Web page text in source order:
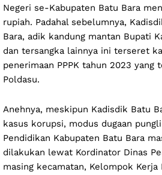
Negeri se-Kabupaten Batu Bara
rupiah. Padahal sebelumnya,
Bara, adik kandung mantan Bupati
dan tersangka lainnya ini terseret
penerimaan PPPK tahun 2023 yang
Poldasu.
Anehnya, meskipun Kadisdik Batu
kasus korupsi, modus dugaan
Pendidikan Kabupaten Batu Bara
dilakukan lewat Kordinator Dinas
masing kecamatan, Kelompok Kerja